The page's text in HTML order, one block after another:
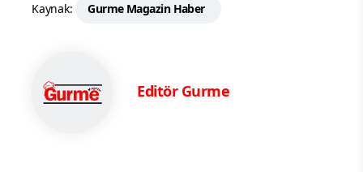
Kaynak: Gurme Magazin Haber
Editör Gurme